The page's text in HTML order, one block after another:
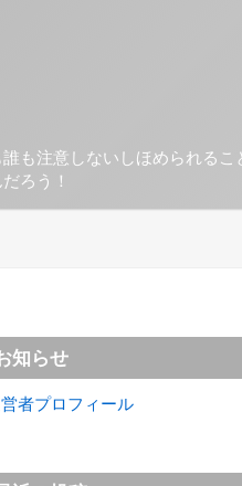
も注意しないしほめられるこ
ろう！
知らせ
者プロフィール